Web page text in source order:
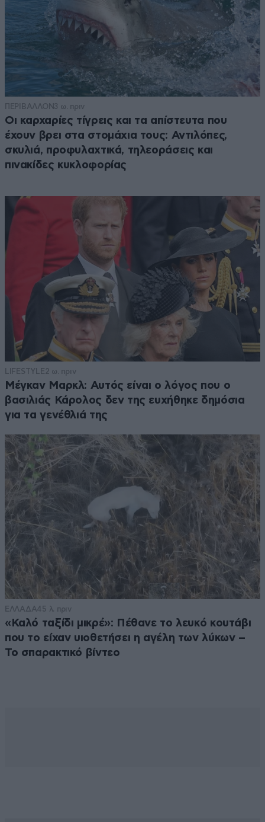
ΠΕΡΙΒΑΛΛΟΝ 3 ω. πριν
Οι καρχαρίες τίγρεις και τα απίστευτα που
έχουν βρει στα στομάχια τους: Αντιλόπες,
σκυλιά, προφυλαχτικά, τηλεοράσεις και
πινακίδες κυκλοφορίας
LIFESTYLE 2 ω. πριν
Μέγκαν Μαρκλ: Αυτός είναι ο λόγος που ο
βασιλιάς Κάρολος δεν της ευχήθηκε δημόσια
για τα γενέθλιά της
ΕΛΛΑΔΑ45 λ. πριν
«Καλό ταξίδι μικρέ»: Πέθανε το λευκό κουτάβι
που το είχαν υιοθετήσει η αγέλη των λύκων –
Το σπαρακτικό βίντεο